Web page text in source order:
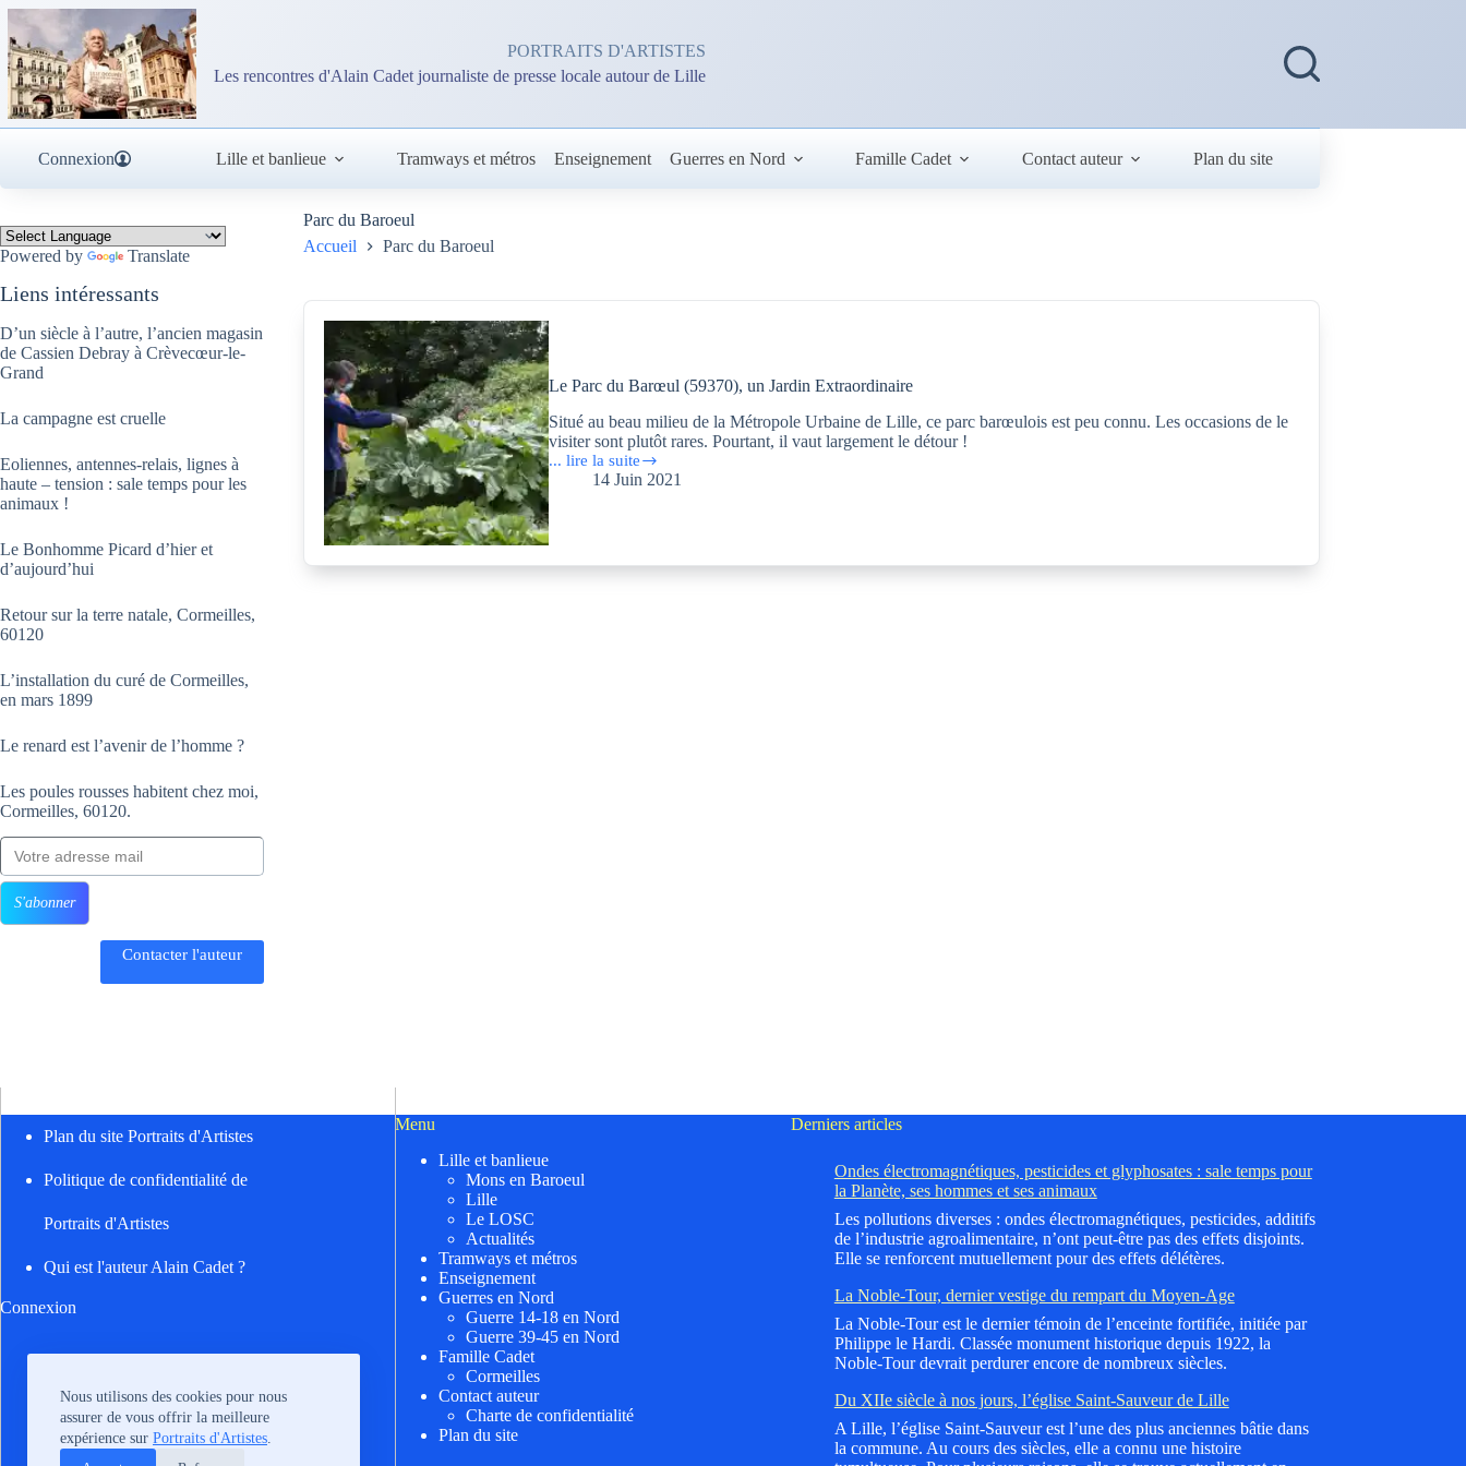
Passer
contenu
Nous utilisons des cookies pour nous
assurer de vous offrir la meilleure
expérience sur Portraits d'Artistes.
PORTRAITS D'ARTISTES
Les rencontres d'Alain Cadet journaliste de presse locale autour de Lille
Connexion Lille et banlieue Tramways et métros Enseignement Guerres en Nord Famille Cadet Contact auteur Plan du site
Parc du Baroeul
Accueil
Parc du Baroeul
Le Parc du Barœul (59370), un Jardin Extraordinaire
Situé au beau milieu de la Métropole Urbaine de Lille, ce parc barœulois est peu connu. Les occasions de le
visiter sont plutôt rares. Pourtant, il vaut largement le détour !
... lire la suite
Le
Parc
du
Barœul
(59370),
14 Juin 2021
Powered by Translate
Liens intéressants
D’un siècle à l’autre, l’ancien magasin
de Cassien Debray à Crèvecœur-le-
Grand
La campagne est cruelle
Eoliennes, antennes-relais, lignes à
haute – tension : sale temps pour les
animaux !
Le Bonhomme Picard d’hier et
d’aujourd’hui
Retour sur la terre natale, Cormeilles,
60120
L’installation du curé de Cormeilles,
en mars 1899
Le renard est l’avenir de l’homme ?
Les poules rousses habitent chez moi,
Cormeilles, 60120.
Votre adresse mail
S'abonner
Contacter l'auteur
Plan du site Portraits d'Artistes
Politique de confidentialité de
Portraits d'Artistes
Qui est l'auteur Alain Cadet ?
Connexion
Menu
Lille et banlieue
Mons en Baroeul
Lille
Le LOSC
Actualités
Tramways et métros
Enseignement
Guerres en Nord
Guerre 14-18 en Nord
Guerre 39-45 en Nord
Famille Cadet
Cormeilles
Contact auteur
Charte de confidentialité
Plan du site
Derniers articles
Ondes électromagnétiques, pesticides et glyphosates : sale temps pour
la Planète, ses hommes et ses animaux
Les pollutions diverses : ondes électromagnétiques, pesticides, additifs
de l’industrie agroalimentaire, n’ont peut-être pas des effets disjoints.
Elle se renforcent mutuellement pour des effets délétères.
La Noble-Tour, dernier vestige du rempart du Moyen-Age
La Noble-Tour est le dernier témoin de l’enceinte fortifiée, initiée par
Philippe le Hardi. Classée monument historique depuis 1922, la
Noble-Tour devrait perdurer encore de nombreux siècles.
Du XIIe siècle à nos jours, l’église Saint-Sauveur de Lille
A Lille, l’église Saint-Sauveur est l’une des plus anciennes bâtie dans
la commune. Au cours des siècles, elle a connu une histoire